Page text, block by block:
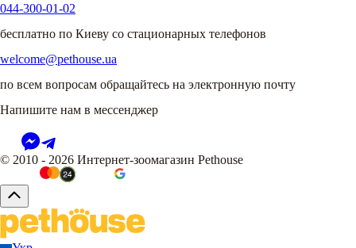
044-300-01-02
бесплатно по Киеву со стационарных телефонов
welcome@pethouse.ua
по всем вопросам обращайтесь на электронную почту
Напишите нам в мессенджер
© 2010 - 2026 Интернет-зоомагазин Pethouse